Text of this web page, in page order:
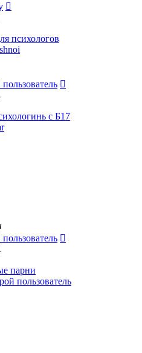
психологов
с Б17
парни
пользователь